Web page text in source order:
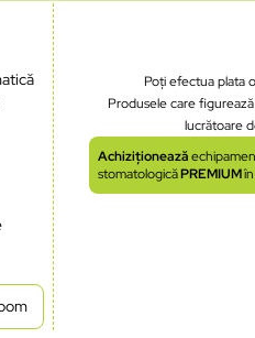
Poți efectua plata
Produsele care
lucrătoare
Achiziționează
stomatologicăPREMIUMîn